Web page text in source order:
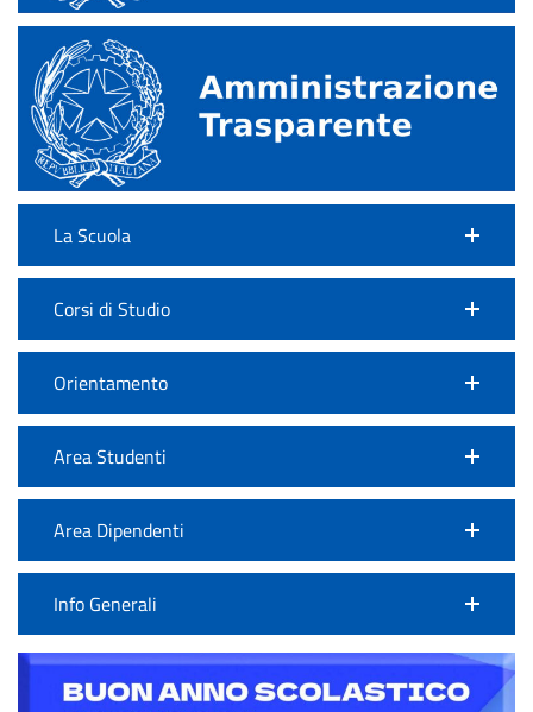
La Scuola
Corsi di Studio
Orientamento
Area Studenti
Area Dipendenti
Info Generali